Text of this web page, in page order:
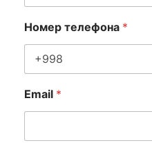
Номер телефона *
Email *